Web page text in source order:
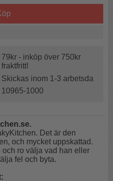
79kr - inköp över 750kr
fraktfritt!
Skickas inom 1-3 arbetsda
10965-1000
Det är den
och mycket uppskattad.
ro välja vad han eller
fel och byta.